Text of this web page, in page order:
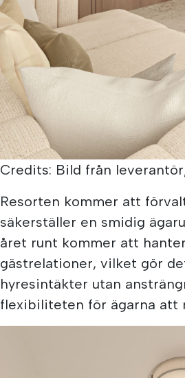
Credits: Bild från
Resorten kommer att
säkerställer en smidig
året runt kommer att
gästrelationer, vilket gör
hyresintäkter utan
flexibiliteten för ägarna att